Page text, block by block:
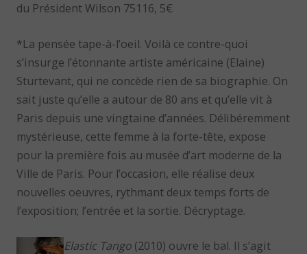
du Président Wilson 75116, 5€
*La pensée tape-à-l’oeil. Voilà ce contre-quoi
s’insurge l’étonnante artiste américaine (Elaine)
Sturtevant, qui ne concède rien de sa biographie. On
sait juste qu’elle a autour de 80 ans et qu’elle vit à
Paris depuis une vingtaine d’années. Délibéremment
mystérieuse, cette femme à la forte-tête, expose
pour la première fois au musée d’art moderne de la
Ville de Paris. Pour l’occasion, elle réalise deux
nouvelles oeuvres, rythmant deux temps forts de
l’exposition; l’entrée et la sortie. Décryptage.
Elastic Tango (2010) ouvre le bal. Il s’agit